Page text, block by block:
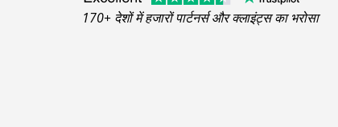
170+ देशों में हजारों पार्टनर्स और क्लाइंट्स का भरोसा